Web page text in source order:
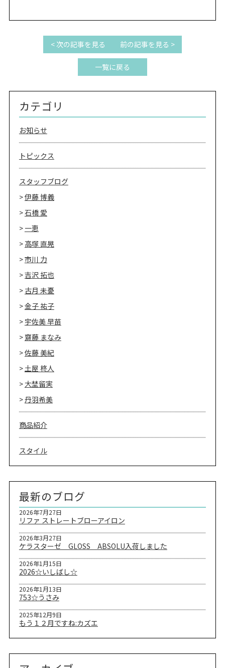
< 次の記事を見る
一覧に戻る
前の記事を見る >
カテゴリ
お知らせ
トピックス
スタッフブログ
伊藤 博義
石橋 愛
一恵
高塚 直晃
市川 力
吉沢 拓也
古月 未憂
金子 祐子
宇佐美 早苗
齋藤 まなみ
佐藤 美紀
土屋 柊人
大埜留実
丹羽希美
商品紹介
スタイル
最新のブログ
リファ ストレートブローアイロン
2026年7月27日
ケラスターゼ GLOSS ABSOLU入荷しました
2026年3月27日
2026☆いしばし☆
2026年1月15日
753☆うさみ
2026年1月13日
もう１２月ですね:カズエ
2025年12月9日